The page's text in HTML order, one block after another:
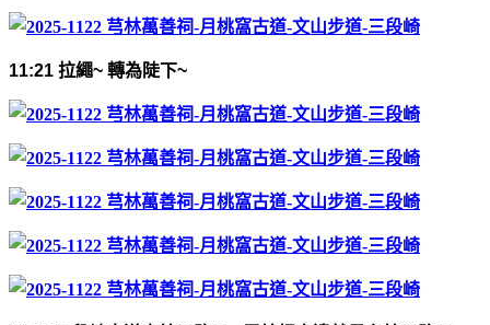
11:21 拉繩~ 轉為陡下~